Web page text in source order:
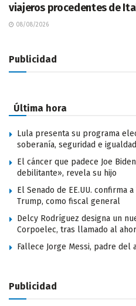
viajeros procedentes de
08/08/2026
Publicidad
Última hora
Lula presenta su programa
soberanía, seguridad e igualdad
El cáncer que padece Joe
debilitante», revela su hijo
El Senado de EE.UU. confirma
Trump, como fiscal general
Delcy Rodríguez designa un
Corpoelec, tras llamado al
Fallece Jorge Messi, padre del
Publicidad